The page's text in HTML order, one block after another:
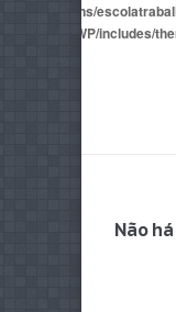
domains/
AegaeusWP/includes/
Não